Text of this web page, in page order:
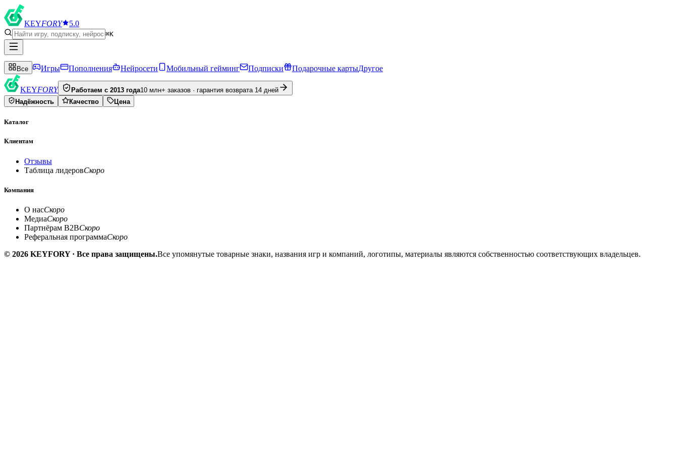
KEYFORY 5.0
⌘K
Все Игры Пополнения Нейросети Мобильный гейминг Подписки Подарочные картыДругое
KEYFORY Работаем с 2013 года10 млн+ заказов · гарантия возврата 14 дней
Надёжность
Качество Цена
Каталог
Клиентам
Отзывы
Таблица лидеровСкоро
Компания
О насСкоро
МедиаСкоро
Партнёрам B2BСкоро
Реферальная программаСкоро
© 2026 KEYFORY · Все права защищены.Все упомянутые товарные знаки, названия игр и компаний, логотипы, материалы являются собственностью соответствующих владельцев.